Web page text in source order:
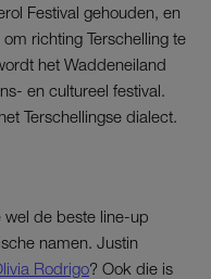
Festival gehouden, en
richting Terschelling te
het Waddeneiland
en cultureel festival.
Terschellingse dialect.
de beste line-up
namen. Justin
Rodrigo? Ook die is